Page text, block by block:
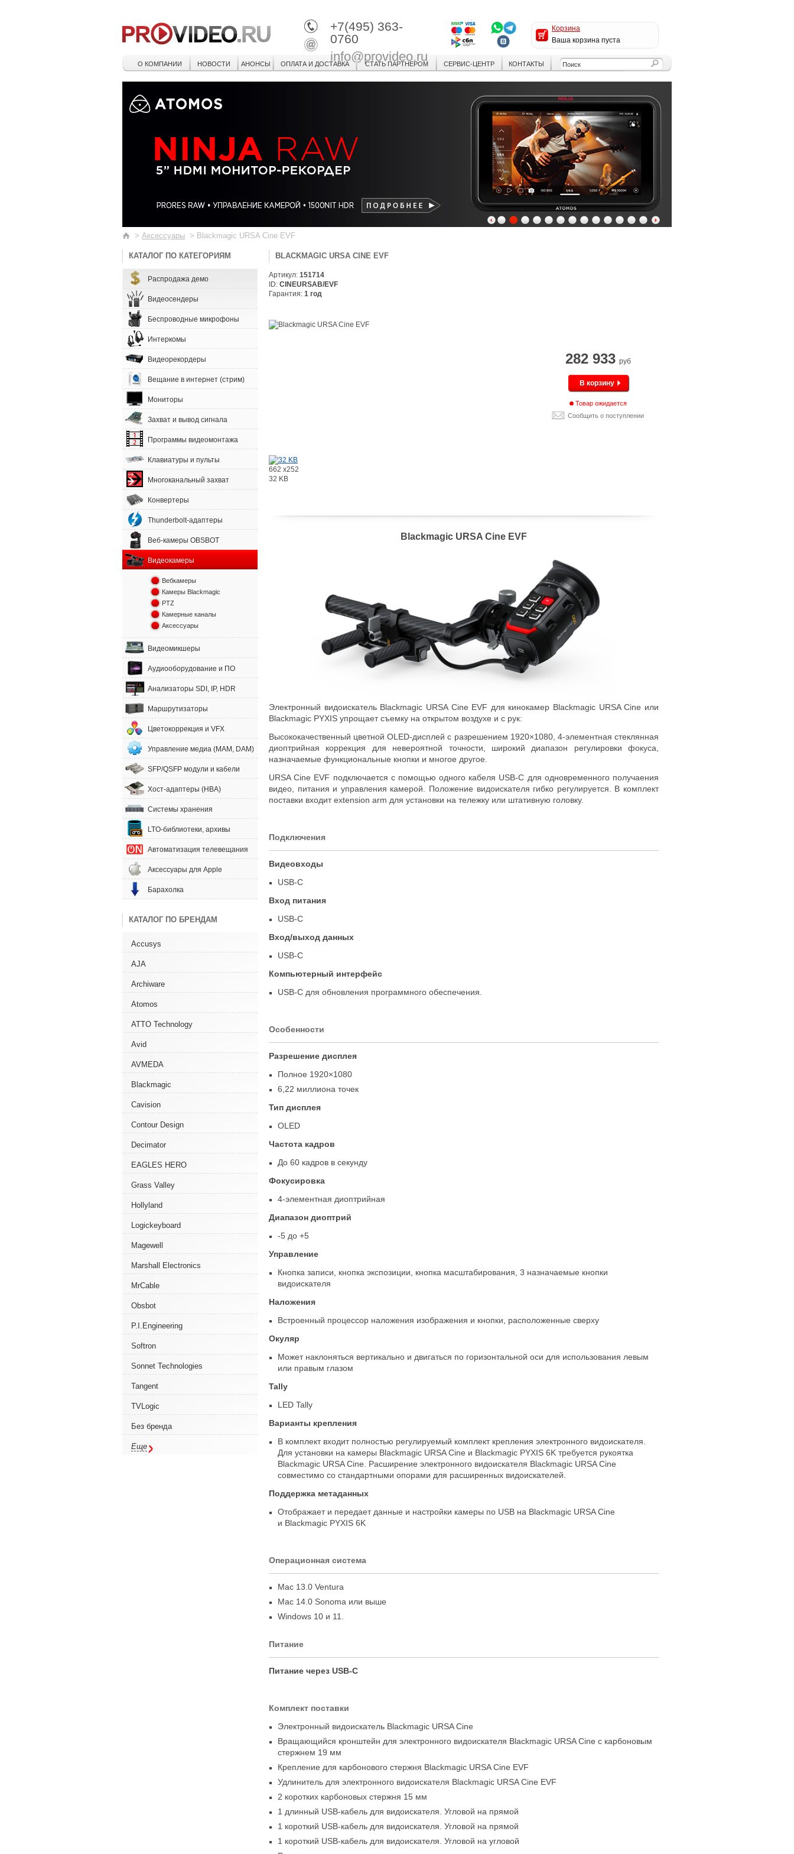
+7(495) 363-
0760
info@provideo.ru
Корзина
Ваша корзина пуста
О КОМПАНИИ НОВОСТИ АНОНСЫ ОПЛАТА И ДОСТАВКА СТАТЬ ПАРТНЕРОМ СЕРВИС-ЦЕНТР КОНТАКТЫ
1 2 3 4 5 6 7 8 9 10111213
> Аксессуары > Blackmagic URSA Cine EVF
КАТАЛОГ ПО КАТЕГОРИЯМ
Распродажа демо
Видеосендеры
Беспроводные микрофоны
Интеркомы
Видеорекордеры
Вещание в интернет (стрим)
Мониторы
Захват и вывод сигнала
Программы видеомонтажа
Клавиатуры и пульты
Многоканальный захват
Конвертеры
Thunderbolt-адаптеры
Веб-камеры OBSBOT
Видеокамеры
Вебкамеры
Камеры Blackmagic
PTZ
Камерные каналы
Аксессуары
Видеомикшеры
Аудиооборудование и ПО
Анализаторы SDI, IP, HDR
Маршрутизаторы
Цветокоррекция и VFX
Управление медиа (MAM, DAM)
SFP/QSFP модули и кабели
Хост-адаптеры (HBA)
Системы хранения
LTO-библиотеки, архивы
Автоматизация телевещания
Аксессуары для Apple
Барахолка
КАТАЛОГ ПО БРЕНДАМ
Accusys
AJA
Archiware
Atomos
ATTO Technology
Avid
AVMEDA
Blackmagic
Cavision
Contour Design
Decimator
EAGLES HERO
Grass Valley
Hollyland
Logickeyboard
Magewell
Marshall Electronics
MrCable
Obsbot
P.I.Engineering
Softron
Sonnet Technologies
Tangent
TVLogic
Без бренда
Еще
BLACKMAGIC URSA CINE EVF
Артикул: 151714
ID: CINEURSAB/EVF
Гарантия: 1 год
282 933 руб
В корзину
Товар ожидается
Сообщить о поступлении
662 x252
32 KB
Blackmagic URSA Cine EVF
Электронный видоискатель Blackmagic URSA Cine EVF для кинокамер Blackmagic URSA Cine или
Blackmagic PYXIS упрощает съемку на открытом воздухе и с рук:
Высококачественный цветнойOLED-дисплей с разрешением 1920×1080, 4-элементная стеклянная
диоптрийная коррекция для невероятной точности
широкий диапазон регулировки фокуса
назначаемые функциональные кнопки и многое другое.
URSA Cine EVF подключается с помощью одного кабеля USB-C для одновременного получаения
видео
питания и управления камерой. Положение видоискателя гибко регулируется. В комплект
поставки входит extension arm для установки на тележку или штативную головку.
Подключения
Видеовходы
USB-C
Вход питания
USB-C
Вход/выход данных
USB-C
Компьютерный интерфейс
USB-C для обновления программного обеспечения.
Особенности
Разрешение дисплея
Полное 1920×1080
6,22 миллиона точек
Тип дисплея
OLED
Частота кадров
До 60 кадров в секунду
Фокусировка
4-элементная диоптрийная
Диапазон диоптрий
-5 до +5
Управление
Кнопка записи
кнопка экспозиции кнопка масштабирования 3 назначаемые кнопки
видоискателя
Наложения
Встроенный процессор наложения изображения и кнопки
расположенные сверху
Окуляр
Может наклоняться вертикально и двигаться по горизонтальной оси для использования левым
или правым глазом
Tally
LED Tally
Варианты крепления
В комплект входит полностью регулируемый комплект крепления электронного видоискателя.
Для установки на камеры Blackmagic URSA Cine и Blackmagic PYXIS 6K требуется рукоятка
Blackmagic URSA Cine. Расширение электронного видоискателя Blackmagic URSA Cine
совместимо со стандартными опорами для расширенных видоискателей.
Поддержка метаданных
Отображает и передает данные и настройки камеры по USB на Blackmagic URSA Cine
и Blackmagic PYXIS 6K
Операционная система
Mac 13.0 Ventura
Mac 14.0 Sonoma или выше
Windows 10 и 11.
Питание
Питание через USB-C
Комплект поставки
Электронный видоискатель Blackmagic URSA Cine
Вращающийся кронштейн для электронного видоискателя Blackmagic URSA Cine с карбоновым
стержнем 19 мм
Крепление для карбонового стержня Blackmagic URSA Cine EVF
Удлинитель для электронного видоискателя Blackmagic URSA Cine EVF
2 коротких карбоновых стержня 15 мм
1 длинный USB-кабель для видоискателя. Угловой на прямой
1 короткий USB-кабель для видоискателя. Угловой на прямой
1 короткий USB-кабель для видоискателя. Угловой на угловой